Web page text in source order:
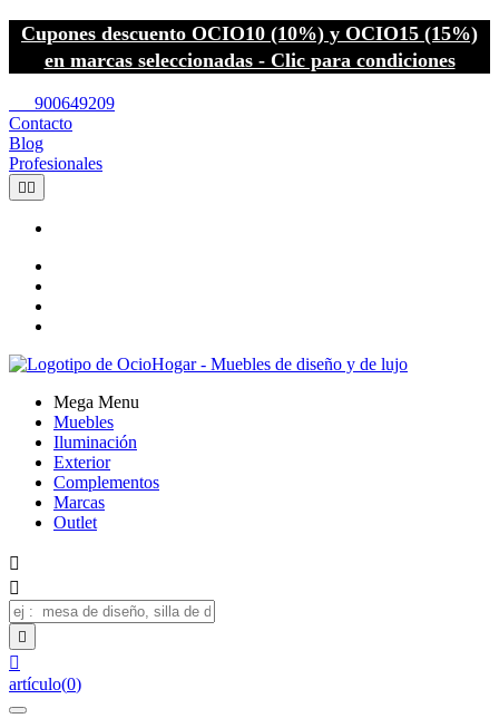
Cupones descuento OCIO10 (10%) y OCIO15 (15%)
en marcas seleccionadas - Clic para condiciones
900649209
Contacto
Blog
Profesionales
 
Mega Menu
Muebles
Iluminación
Exterior
Complementos
Marcas
Outlet




artículo(0)